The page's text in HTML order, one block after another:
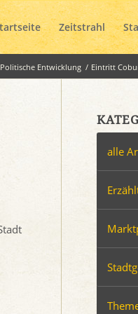
Zeitstrahl
Politische Entwicklung / Eintritt
alle